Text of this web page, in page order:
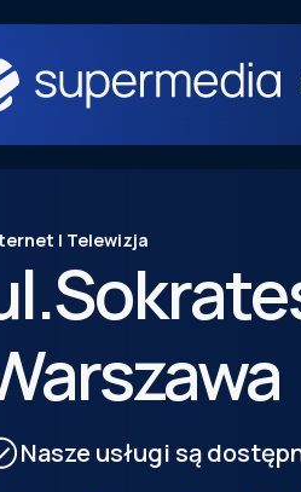
| Telewizja
Nasze usługi są